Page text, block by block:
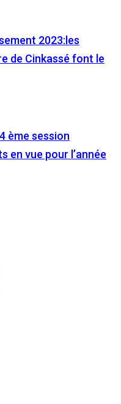
2023:les
de Cinkassé font le
ème session
en vue pour l’année